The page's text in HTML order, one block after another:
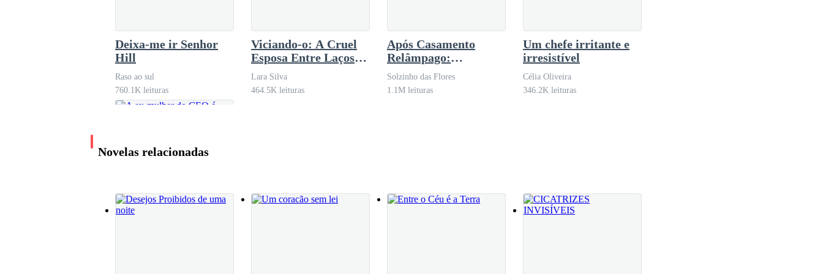
Deixa-me ir Senhor
Hill
Raso ao sul
760.1K leituras
Viciando-o: A Cruel
Esposa Entre Laços
Desfeitos
Lara Silva
464.5K leituras
Após Casamento
Relâmpago:
Descobrindo que o
marido é bilionário
Solzinho das Flores
1.1M leituras
Um chefe irritante e
irresistível
Célia Oliveira
346.2K leituras
Novelas relacionadas